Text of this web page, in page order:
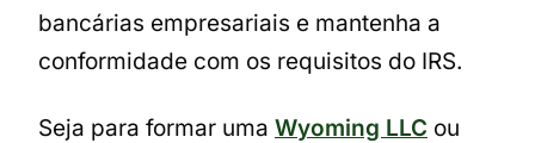
bancárias empresariais e mantenha a
conformidade com os requisitos do IRS.
Seja para formar uma Wyoming LLC ou